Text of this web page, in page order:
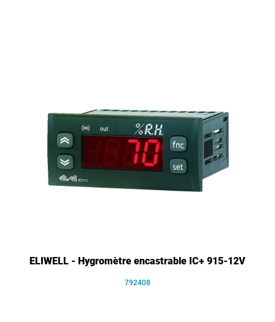
ELIWELL - Hygromètre encastrable IC+ 915-12V
792408